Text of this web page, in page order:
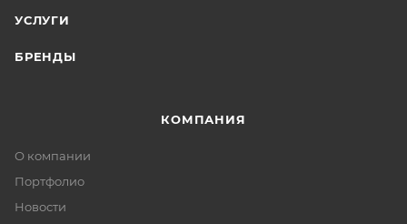
УСЛУГИ
БРЕНДЫ
КОМПАНИЯ
О компании
Портфолио
Новости